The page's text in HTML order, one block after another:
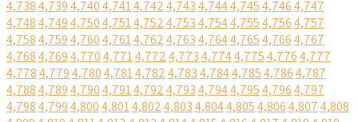
4,7384,7394,7404,7414,7424,7434,7444,7454,7464,747
4,7484,7494,7504,7514,7524,7534,7544,7554,7564,757
4,7584,7594,7604,7614,7624,7634,7644,7654,7664,767
4,7684,7694,7704,7714,7724,7734,7744,7754,7764,777
4,7784,7794,7804,7814,7824,7834,7844,7854,7864,787
4,7884,7894,7904,7914,7924,7934,7944,7954,7964,797
4,7984,7994,8004,8014,8024,8034,8044,8054,8064,8074,808